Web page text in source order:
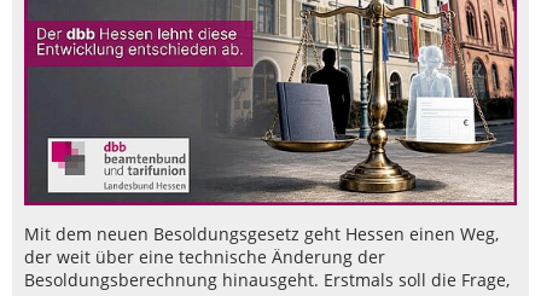
Mit dem neuen Besoldungsgesetz geht Hessen einen Weg,
der weit über eine technische Änderung der
Besoldungsberechnung hinausgeht. Erstmals soll die Frage,